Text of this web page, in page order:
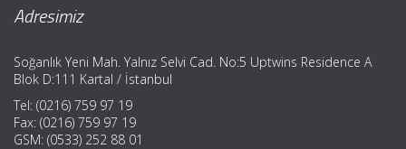
Adresimiz
Soğanlık Yeni Mah. Yalnız Selvi Cad. No:5 Uptwins Residence A
Blok D:111 Kartal / İstanbul
Tel: (0216) 759 97 19
Fax: (0216) 759 97 19
GSM: (0533) 252 88 01